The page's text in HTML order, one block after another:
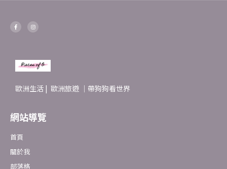
F
a
c
I
n
s
m
歐洲生活 | 歐洲旅遊 ｜帶狗狗看世界
網站導覽
首頁
關於我
部落格